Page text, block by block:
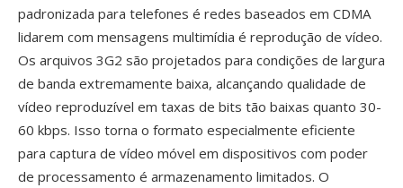
padronizada para telefones é redes baseados em CDMA
lidarem com mensagens multimídia é reprodução de vídeo.
Os arquivos 3G2 são projetados para condições de largura
de banda extremamente baixa, alcançando qualidade de
vídeo reproduzível em taxas de bits tão baixas quanto 30-
60 kbps. Isso torna o formato especialmente eficiente
para captura de vídeo móvel em dispositivos com poder
de processamento é armazenamento limitados. O